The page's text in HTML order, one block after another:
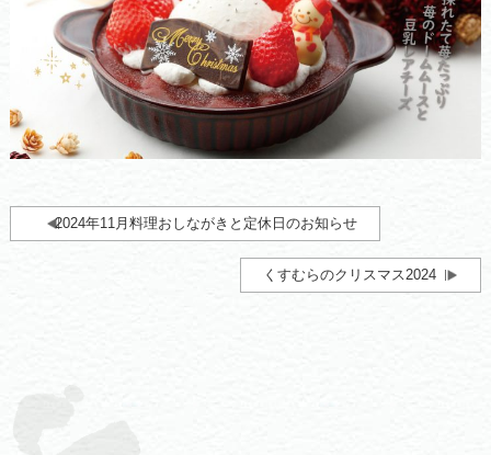
2024年11月料理おしながきと定休日のお知らせ
くすむらのクリスマス2024